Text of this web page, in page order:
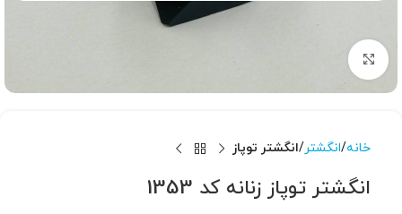
برای بزرگنمایی کلیک کنید
خانه انگشتر انگشتر توپاز
انگشتر توپاز زنانه کد 1353